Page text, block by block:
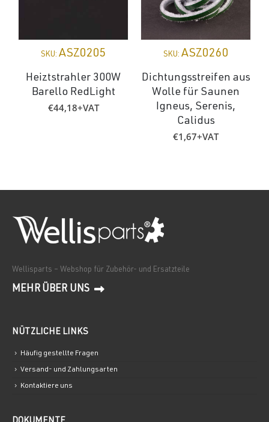
SKU: ASZ0205
Heiztstrahler 300W
Barello RedLight
€44,18+VAT
SKU: ASZ0260
Dichtungsstreifen aus
Wolle für Saunen
Igneus, Serenis,
Calidus
€1,67+VAT
Wellisparts – Webshop für Zubehör- und Ersatzteile
MEHR ÜBER UNS
NÜTZLICHE LINKS
Häufig gestellte Fragen
Versand- und Zahlungsarten
Kontaktiere uns